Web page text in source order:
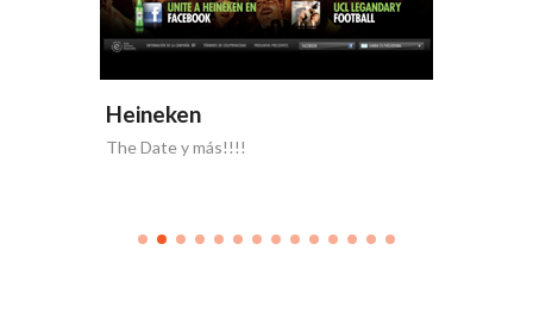
Heineken
The Date y más!!!!